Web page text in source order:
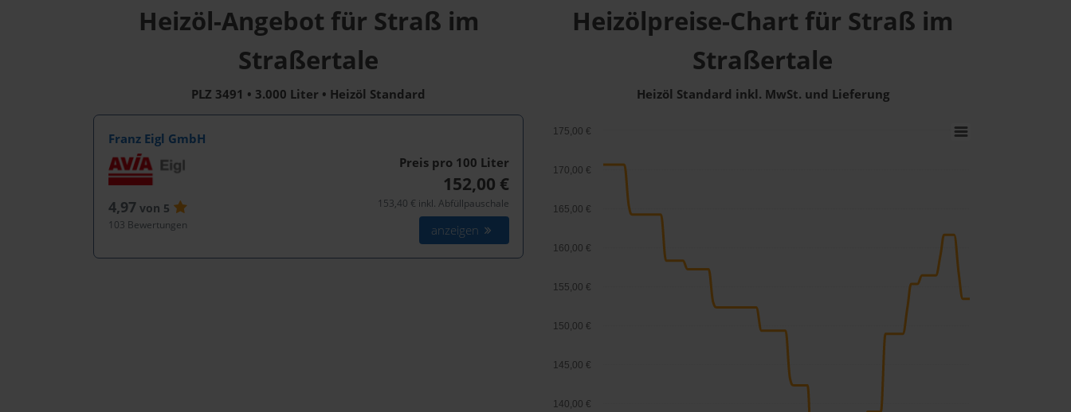
Heizöl-Angebot für Straß im
Straßertale
PLZ 3491 • 3.000 Liter • Heizöl Standard
Franz Eigl GmbH
4,97von 5
103 Bewertungen
Preis pro 100 Liter
152,00 €
153,40 € inkl. Abfüllpauschale
anzeigen
Heizölpreise-Chart für Straß im
Straßertale
Heizöl Standard inkl. MwSt. und Lieferung
140,00 €
145,00 €
150,00 €
155,00 €
160,00 €
165,00 €
170,00 €
175,00 €